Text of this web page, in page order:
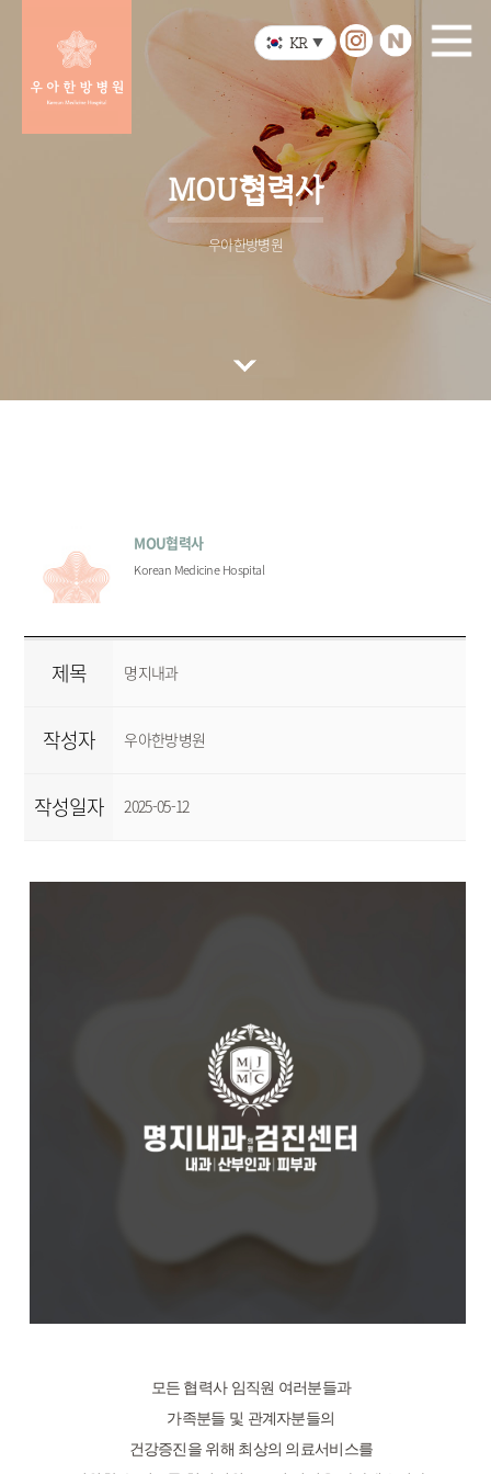
KR ▼
MOU협력사
우아한방병원
MOU협력사
Korean Medicine Hospital
제목 명지내과
작성자 우아한방병원
작성일자 2025-05-12
모든 협력사 임직원 여러분들과
가족분들 및 관계자분들의
건강증진을 위해 최상의 의료서비스를